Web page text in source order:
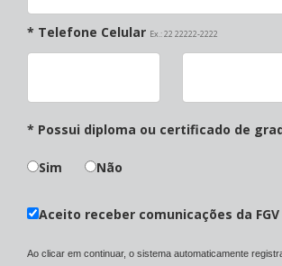
* Telefone Celular Ex.: 22 22222-2222
* Possui diploma ou certificado de
Sim Não
Aceito receber comunicações da
Ao clicar em continuar, o sistema automaticamente